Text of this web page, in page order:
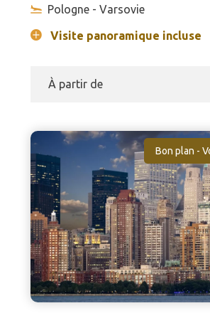
Pologne - Varsovie
Visite panoramique incluse
À partir de
Bon plan -